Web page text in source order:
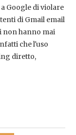
Google di violare
di Gmail email
non hanno mai
che l'uso
diretto,